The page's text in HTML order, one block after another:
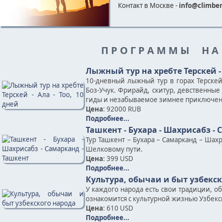
Контакт в Москве -
П Р О Г Р А М М Ы Н
Лыжный тур на хребте Терскей
10-дневный лыжный тур в горах
Боз-Учук. Фрирайд, скитур,
гиды и незабываемое зимнее
Цена: 92000 RUB
Подробнее...
Ташкент - Бухара - Шахрисабз -
Тур Ташкент – Бухара – Самарканд –
Шелковому пути.
Цена: 399 USD
Подробнее...
Культура, обычаи и быт
У каждого народа есть свои традиции,
ознакомится с культурной жизнью
Цена: 610 USD
Подробнее...